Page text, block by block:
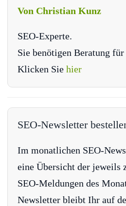
Von Christian Kunz
SEO-Experte.
Sie benötigen Beratung
Klicken Sie hier
SEO-Newsletter
Im monatlichen SEO-
eine Übersicht der jeweils
SEO-Meldungen des
Newsletter bleibt Ihr auf